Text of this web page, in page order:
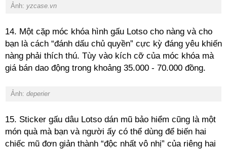
Ảnh: yzcase.vn
14. Một cặp móc khóa hình gấu Lotso cho nàng và cho
bạn là cách “đánh dấu chủ quyền” cực kỳ đáng yêu khiến
nàng phải thích thú. Tùy vào kích cỡ của móc khóa mà
giá bán dao động trong khoảng 35.000 - 70.000 đồng.
Ảnh: deperier
15. Sticker gấu dâu Lotso dán mũ bảo hiểm cũng là một
món quà mà bạn và người ấy có thể dùng để biến hai
chiếc mũ đơn giản thành “độc nhất vô nhị” của riêng hai